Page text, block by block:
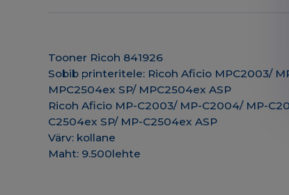
Tooner Ricoh 841926
Sobib printeritele: Ricoh Aficio MPC2003/
MPC2504ex SP/ MPC2504ex ASP
Ricoh Aficio MP-C2003/ MP-C2004/ MP-
C2504ex SP/ MP-C2504ex ASP
Värv: kollane
Maht: 9.500lehte